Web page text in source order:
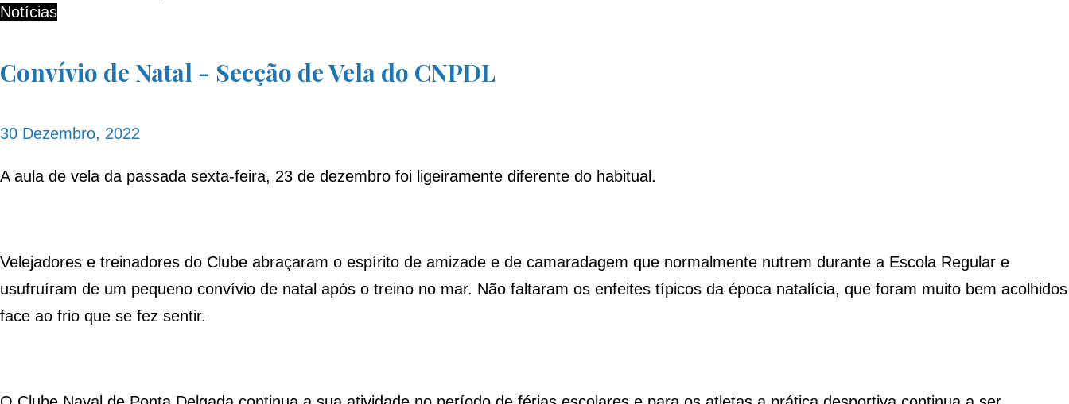
Notícias
Convívio de Natal - Secção de Vela do CNPDL
30 Dezembro, 2022
A aula de vela da passada sexta-feira, 23 de dezembro foi ligeiramente diferente do habitual.
Velejadores e treinadores do Clube abraçaram o espírito de amizade e de camaradagem que normalmente nutrem durante a Escola Regular e
usufruíram de um pequeno convívio de natal após o treino no mar. Não faltaram os enfeites típicos da época natalícia, que foram muito bem acolhidos
face ao frio que se fez sentir.